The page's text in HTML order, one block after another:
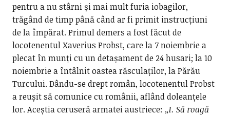
pentru a nu stârni și mai mult furia iobagilor,
trăgând de timp până când ar fi primit instrucțiuni
de la împărat. Primul demers a fost făcut de
locotenentul Xaverius Probst, care la 7 noiembrie a
plecat în munți cu un detașament de 24 husari; la 10
noiembrie a întâlnit oastea răsculaților, la Părău
Turcului. Dându-se drept român, locotenentul Probst
a reușit să comunice cu românii, aflând doleanțele
lor. Aceștia ceruseră armatei austriece: „1. Să roagă